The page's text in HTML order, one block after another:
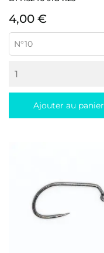
Prix
4,00 €
Ajouter au panier